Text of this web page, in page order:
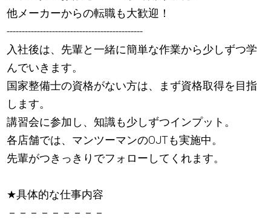
他メーカーからの転職も大歓迎！
---------------------------------------------
入社後は、先輩と一緒に簡単な作業から少しずつ学
んでいきます。
国家整備士の資格がない方は、まず資格取得を目指
します。
講習会に参加し、知識も少しずつインプット。
各店舗では、マンツーマンのOJTも実施中。
先輩がつきっきりでフォローしてくれます。
★具体的な仕事内容
－－－－－－－－－